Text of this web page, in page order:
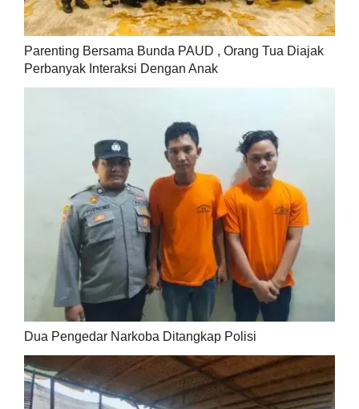
Parenting Bersama Bunda PAUD , Orang Tua Diajak
Perbanyak Interaksi Dengan Anak
Dua Pengedar Narkoba Ditangkap Polisi